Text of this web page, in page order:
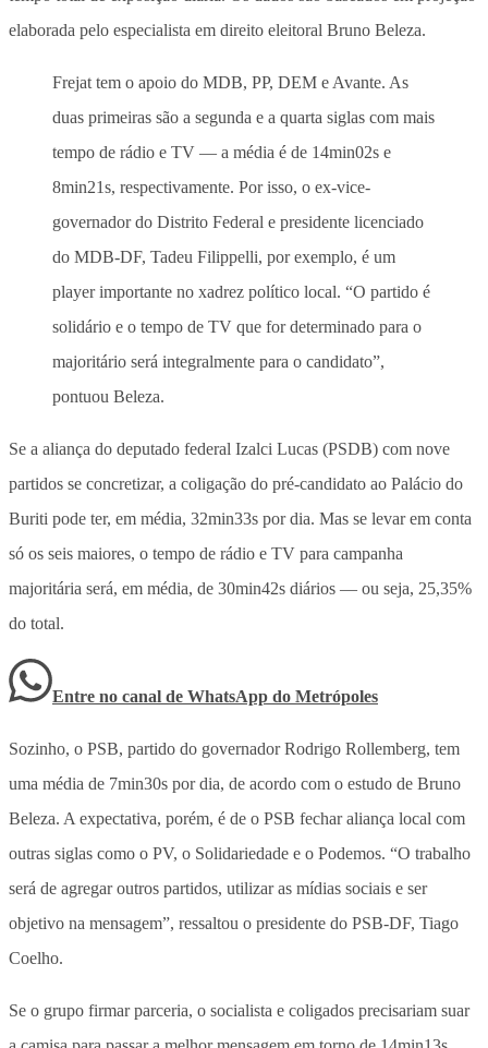
elaborada pelo especialista em direito eleitoral Bruno Beleza.
Frejat tem o apoio do MDB, PP, DEM e Avante. As
duas primeiras são a segunda e a quarta siglas com mais
tempo de rádio e TV — a média é de 14min02s e
8min21s, respectivamente. Por isso, o ex-vice-
governador do Distrito Federal e presidente licenciado
do MDB-DF, Tadeu Filippelli, por exemplo, é um
player importante no xadrez político local. “O partido é
solidário e o tempo de TV que for determinado para o
majoritário será integralmente para o candidato”,
pontuou Beleza.
Se a aliança do deputado federal Izalci Lucas (PSDB) com nove
partidos se concretizar, a coligação do pré-candidato ao Palácio do
Buriti pode ter, em média, 32min33s por dia. Mas se levar em conta
só os seis maiores, o tempo de rádio e TV para campanha
majoritária será, em média, de 30min42s diários — ou seja, 25,35%
do total.
Entre no canal de WhatsApp do Metrópoles
Sozinho, o PSB, partido do governador Rodrigo Rollemberg, tem
uma média de 7min30s por dia, de acordo com o estudo de Bruno
Beleza. A expectativa, porém, é de o PSB fechar aliança local com
outras siglas como o PV, o Solidariedade e o Podemos. “O trabalho
será de agregar outros partidos, utilizar as mídias sociais e ser
objetivo na mensagem”, ressaltou o presidente do PSB-DF, Tiago
Coelho.
Se o grupo firmar parceria, o socialista e coligados precisariam suar